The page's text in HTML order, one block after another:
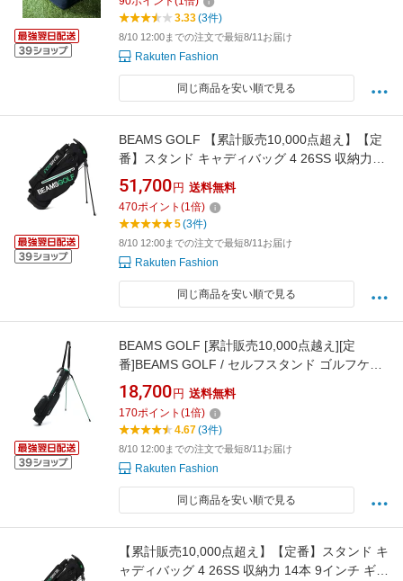
用品 ゴルフグッズ ネイビー ブラック【送料無
3.33(3件)
8/10 12:00までの注文で最短8/11お届け
Rakuten Fashion
同じ商品を安い順で見る
BEAMS GOLF 【累計販売10,000点超え】【定
番】スタンド キャディバッグ 4 26SS 収納力
14本 9インチ ギフト プレゼント ビームス ゴル
フ スポーツ・アウトドア用品 ゴルフグッズ ブ
ラック ネイビー ベージュ【送料無料】
51,700 円 送料無料
470ポイント (1倍)
5(3件)
8/10 12:00までの注文で最短8/11お届け
Rakuten Fashion
同じ商品を安い順で見る
BEAMS GOLF [累計販売10,000点越え][定
番]BEAMS GOLF / セルフスタンド ゴルフケー
ス 4 ビームス ゴルフ スポーツ・アウトドア用
品 ゴルフグッズ ネイビー グリーン ベージュ ブ
ラック【送料無料】
18,700 円 送料無料
170ポイント (1倍)
4.67(3件)
8/10 12:00までの注文で最短8/11お届け
Rakuten Fashion
同じ商品を安い順で見る
【累計販売10,000点超え】【定番】スタンド キ
ャディバッグ 4 26SS 収納力 14本 9インチ ギフ